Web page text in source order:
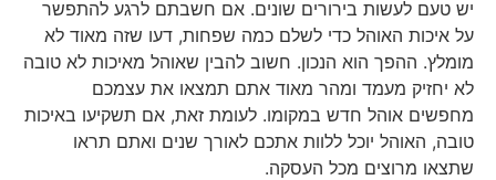
יש טעם לעשות בירורים שונים. אם חשבתם לרגע להתפשר
על איכות האוהל כדי לשלם כמה שפחות, דעו שזה מאוד לא
מומלץ. ההפך הוא הנכון. חשוב להבין שאוהל מאיכות לא טובה
לא יחזיק מעמד ומהר מאוד אתם תמצאו את עצמכם
מחפשים אוהל חדש במקומו. לעומת זאת, אם תשקיעו באיכות
טובה, האוהל יוכל ללוות אתכם לאורך שנים ואתם תראו
שתצאו מרוצים מכל העסקה.